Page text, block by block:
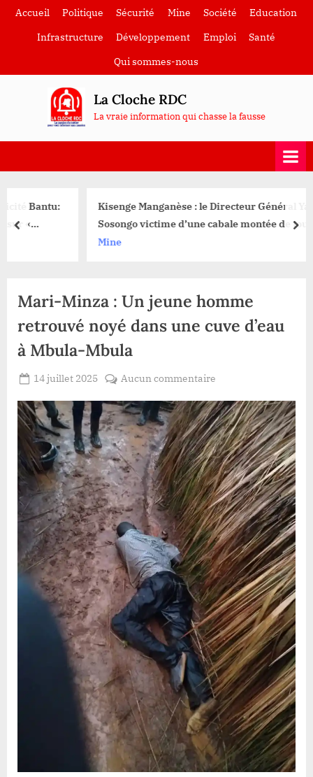
SkipAccueil Politique Sécurité Mine Société
Education
Infrastructure
Développement Emploi
Santé
Qui sommes-nous
La Cloche RDC
La vraie information qui chasse la fausse
Kisenge Manganèse : le Directeur Général Yannick
Sosongo victime d’une cabale montée de toutes pièces
prev
Mari-Minza : Un jeune homme
retrouvé noyé dans une cuve d’eau
à Mbula-Mbula
Posted
14 juillet 2025
ROMEO
Aucun commentaire
Minza
:
Un
jeune
homme
retrouvé
noyé
dans
une
cuve
d’eau
à
Mbula-
Mbula